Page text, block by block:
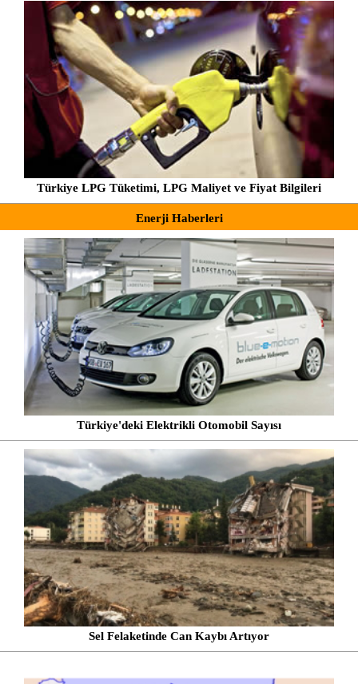
Türkiye LPG Tüketimi, LPG Maliyet ve Fiyat Bilgileri
Enerji Haberleri
Türkiye'deki Elektrikli Otomobil Sayısı
Sel Felaketinde Can Kaybı Artıyor